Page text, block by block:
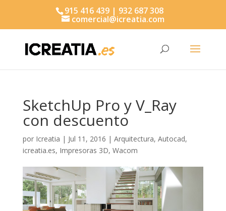
915 416 439 | 932 687 308
comercial@icreatia.com
SketchUp Pro y V_Ray
con descuento
por Icreatia | Jul 11, 2016 | Arquitectura, Autocad,
icreatia.es, Impresoras 3D, Wacom